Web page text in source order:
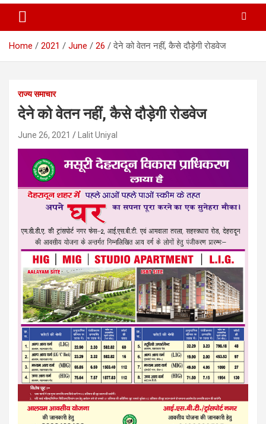
Home 2021 June 26 देने को वेतन नहीं, कैसे दौड़ेगी रोडवेज
राज्य समाचार
देने को वेतन नहीं, कैसे दौड़ेगी रोडवेज
June 26, 2021 Lalit Uniyal